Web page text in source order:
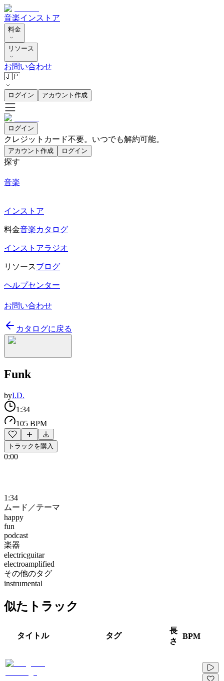
音楽インストア
料金
リソース
お問い合わせ
🇯🇵
ログイン アカウント作成
ログイン
クレジットカード不要。いつでも解約可能。
アカウント作成 ログイン
探す
音楽
インストア
料金音楽カタログ
インストアラジオ
リソースブログ
ヘルプセンター
お問い合わせ
カタログに戻る
Funk
byI.D.
1:34
105 BPM
トラックを購入
0:00
1:34
ムード／テーマ
happy
fun
podcast
楽器
electricguitar
electroamplified
その他のタグ
instrumental
似たトラック
タイトル タグ
長
さ
BPM